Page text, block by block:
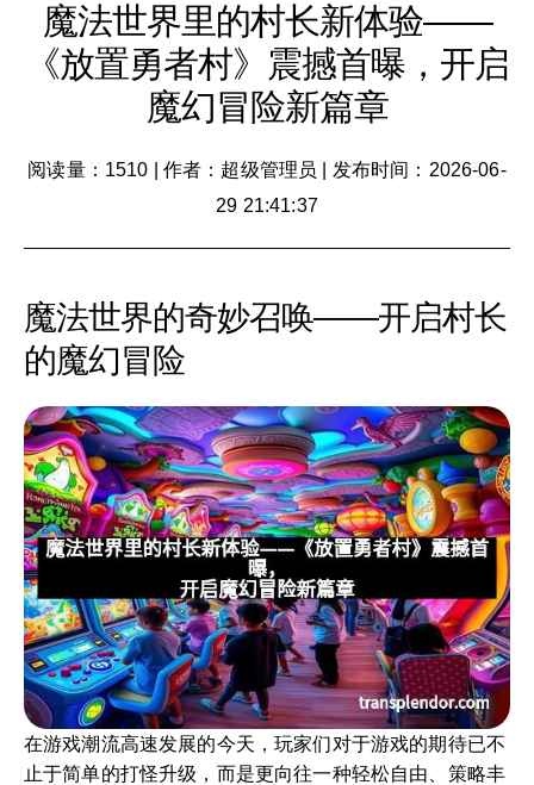
魔法世界里的村长新体验——
《放置勇者村》震撼首曝，开启
魔幻冒险新篇章
阅读量：1510 作者：超级管理员
发布时间：2026-06-
29 21:41:37
魔法世界的奇妙召唤——开启村长
的魔幻冒险
在游戏潮流高速发展的今天，玩家们对于游戏的期待已不
止于简单的打怪升级，而是更向往一种轻松自由、策略丰